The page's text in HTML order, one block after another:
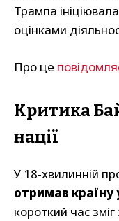
Трампа
оцінками
Про це
Критика
нації
У 18-хвилинній
отримав країну
короткий час